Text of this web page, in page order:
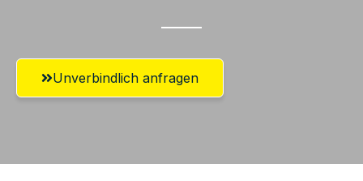
Unverbindlich anfragen